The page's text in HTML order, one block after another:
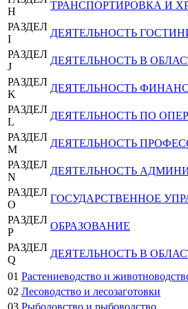
H
ТРАНСПОРТИРОВКА И
РАЗДЕЛ
I
ДЕЯТЕЛЬНОСТЬ
РАЗДЕЛ
J
ДЕЯТЕЛЬНОСТЬ В
РАЗДЕЛ
K
ДЕЯТЕЛЬНОСТЬ
РАЗДЕЛ
L
ДЕЯТЕЛЬНОСТЬ ПО
РАЗДЕЛ
M
ДЕЯТЕЛЬНОСТЬ
РАЗДЕЛ
N
ДЕЯТЕЛЬНОСТЬ
РАЗДЕЛ
O
ГОСУДАРСТВЕННОЕ
РАЗДЕЛ
P
ОБРАЗОВАНИЕ
РАЗДЕЛ
Q
ДЕЯТЕЛЬНОСТЬ В
01 Растениеводство и
02 Лесоводство и лесозаготовки
03 Рыболовство и рыбоводство